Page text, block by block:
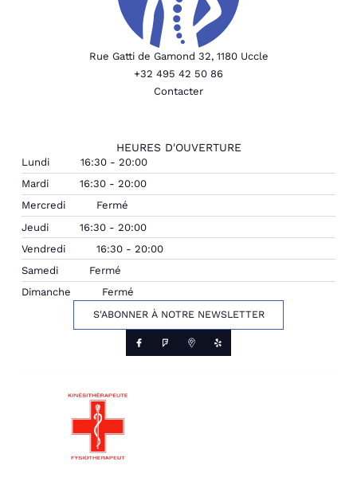
Rue Gatti de Gamond 32, 1180 Uccle
+32 495 42 50 86
Contacter
HEURES D'OUVERTURE
Lundi
16:30 - 20:00
Mardi
16:30 - 20:00
Mercredi
Fermé
Jeudi
16:30 - 20:00
Vendredi
16:30 - 20:00
Samedi
Fermé
Dimanche
Fermé
S'ABONNER À NOTRE NEWSLETTER